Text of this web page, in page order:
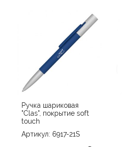
Ручка шариковая
"Clas", покрытие soft
touch
Артикул: 6917-21S